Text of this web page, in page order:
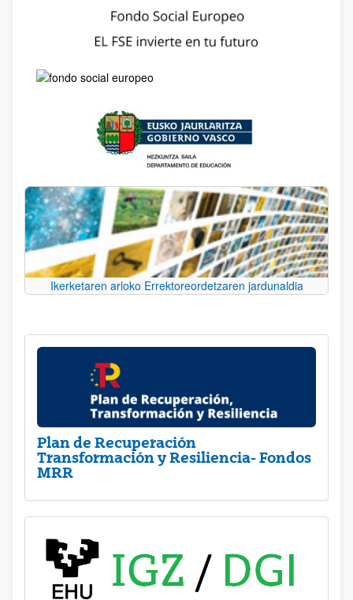
Ikerketaren arloko Errektoreordetzaren jardunaldia
Plan de Recuperación
Transformación y Resiliencia- Fondos
MRR